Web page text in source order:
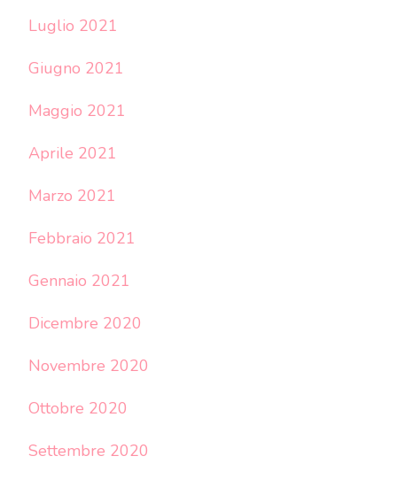
Luglio 2021
Giugno 2021
Maggio 2021
Aprile 2021
Marzo 2021
Febbraio 2021
Gennaio 2021
Dicembre 2020
Novembre 2020
Ottobre 2020
Settembre 2020